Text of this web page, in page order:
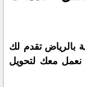
بالرياض تقدم لك
نعمل معك لتحويل